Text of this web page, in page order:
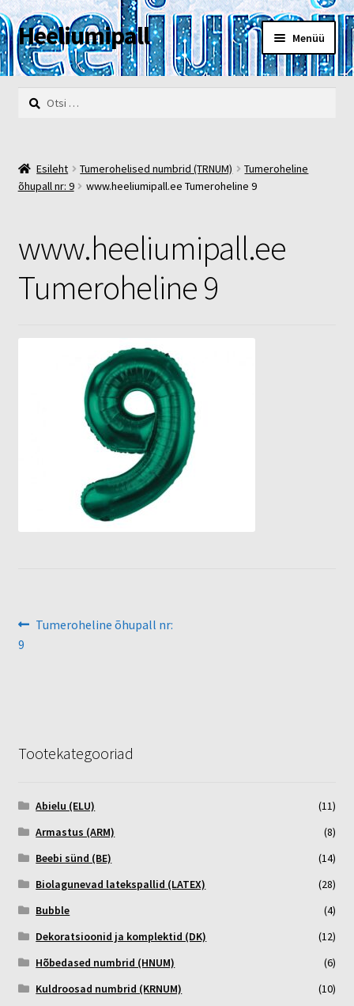
Liigu
navigeerimisele
Liigu
sisu
juurde
Heeliumipall Menüü
Esileht
Kontakt
Müügi- ja privaatsustingimused
POOD
Otsi:
Esileht Tumerohelised numbrid (TRNUM)
Tumeroheline
õhupall nr: 9
www.heeliumipall.ee Tumeroheline 9
www.heeliumipall.ee
Tumeroheline 9
Navigeerimine
Eelmine
Tumeroheline õhupall nr:
9
Tootekategooriad
Abielu (ELU)
(11)
Armastus (ARM)
(8)
Beebi sünd (BE)
(14)
Biolagunevad latekspallid (LATEX)
(28)
Bubble
(4)
Dekoratsioonid ja komplektid (DK)
(12)
Hõbedased numbrid (HNUM)
(6)
Kuldroosad numbrid (KRNUM)
(10)